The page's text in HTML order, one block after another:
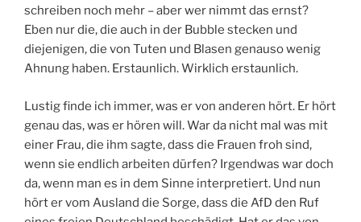
schreiben noch mehr – aber wer nimmt das ernst?
Eben nur die, die auch in der Bubble stecken und
diejenigen, die von Tuten und Blasen genauso wenig
Ahnung haben. Erstaunlich. Wirklich erstaunlich.
Lustig finde ich immer, was er von anderen hört. Er hört
genau das, was er hören will. War da nicht mal was mit
einer Frau, die ihm sagte, dass die Frauen froh sind,
wenn sie endlich arbeiten dürfen? Irgendwas war doch
da, wenn man es in dem Sinne interpretiert. Und nun
hört er vom Ausland die Sorge, dass die AfD den Ruf